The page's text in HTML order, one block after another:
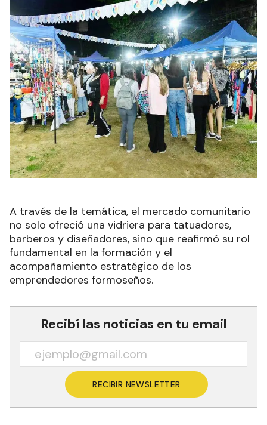
A través de la temática, el mercado comunitario
no solo ofreció una vidriera para tatuadores,
barberos y diseñadores, sino que reafirmó su rol
fundamental en la formación y el
acompañamiento estratégico de los
emprendedores formoseños.
Recibí las noticias en tu email
RECIBIR NEWSLETTER